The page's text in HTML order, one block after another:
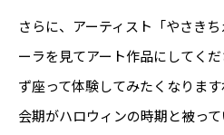
さらに、アーティスト「やさき
ーラを見てアート作品にしてく
ず座って体験してみたくなりま
会期がハロウィンの時期と被っ